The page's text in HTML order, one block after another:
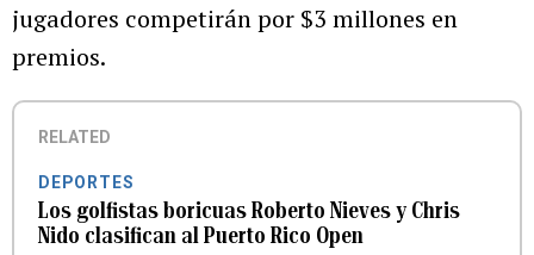
jugadores competirán por $3 millones en
premios.
RELATED
DEPORTES
Los golfistas boricuas Roberto Nieves y Chris
Nido clasifican al Puerto Rico Open